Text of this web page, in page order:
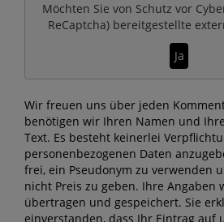
Möchten Sie von Schutz vor
ReCaptcha)bereitgestellte
Ja
Wir freuen uns über jeden
benötigen wir Ihren Namen und
Text. Es besteht keinerlei
personenbezogenen Daten
frei, ein Pseudonym zu verwenden
nicht Preis zu geben. Ihre Angaben
übertragen und gespeichert. Sie
einverstanden, dass Ihr Eintrag auf